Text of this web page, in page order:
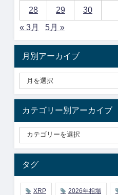
28 29
30
« 3月
5月 »
月別アーカイブ
カテゴリー別アーカイブ
タグ
XRP 2026年相場